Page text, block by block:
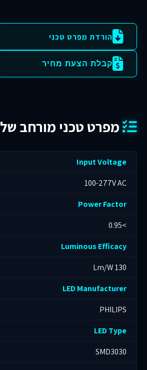
הורדת מפרט טכני
קבלת הצעת מחיר
מפרט טכני מורחב של Ramams
Input Voltage
100-277V AC
Power Factor
>0.95
Luminous Efficacy
130 Lm/W
LED Manufacturer
PHILIPS
LED Type
SMD3030